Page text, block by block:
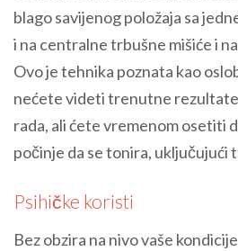
blago savijenog položaja sa
i na centralne trbušne mišiće i
Ovo je tehnika poznata kao
nećete videti trenutne
rada, ali ćete vremenom osetiti
počinje da se tonira, uključujući
Psihičke koristi
Bez obzira na nivo vaše